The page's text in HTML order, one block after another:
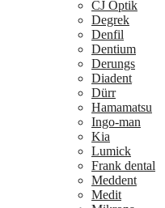
CJ Optik
Degrek
Denfil
Dentium
Derungs
Diadent
Dürr
Hamamatsu
Ingo-man
Kia
Lumick
Frank dental
Meddent
Medit